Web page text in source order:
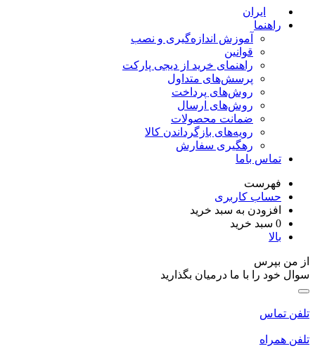
ایران
راهنما
آموزش اندازه‌گیری و نصب
قوانین
راهنمای خرید از دیجی پارکت
پرسش‌های متداول
روش‌های پرداخت
روش‌های ارسال
ضمانت محصولات
رویه‌های بازگرداندن کالا
رهگیری سفارش
تماس باما
فهرست
حساب کاربری
افزودن به سبد خرید
سبد خرید
بالا
من بپرس
خود را با ما درمیان بگذارید
تماس
همراه